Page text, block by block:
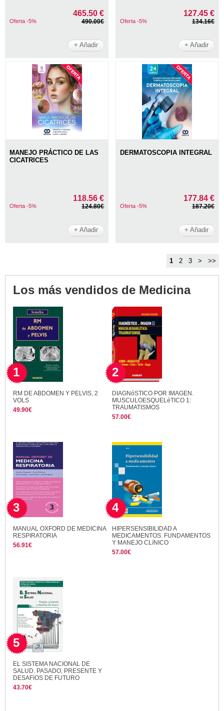
465.50 €
Oferta -5% 490.00€
+ Añadir
127.45 €
Oferta -5% 134.16€
+ Añadir
MANEJO PRÁCTICO DE LAS
CICATRICES
118.56 €
Oferta -5% 124.80€
+ Añadir
DERMATOSCOPIA INTEGRAL
177.84 €
Oferta -5% 187.20€
+ Añadir
1 2 3 > >>
Los más vendidos de Medicina
1
RM DE ABDOMEN Y PELVIS, 2
VOLS
49.90€
2
DIAGNóSTICO POR IMAGEN.
MUSCULOESQUELéTICO 1:
TRAUMATISMOS
57.00€
3
MANUAL OXFORD DE MEDICINA
RESPIRATORIA
56.91€
4
HIPERSENSIBILIDAD A
MEDICAMENTOS. FUNDAMENTOS
Y MANEJO CLíNICO
57.00€
5
EL SISTEMA NACIONAL DE
SALUD. PASADO, PRESENTE Y
DESAFíOS DE FUTURO
43.70€